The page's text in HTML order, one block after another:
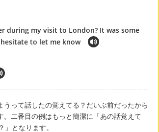
during my visit to London? It was some
to let me know
って話したの覚えてる？だいぶ前だったから
二番目の例はもっと簡潔に「あの話覚えて
となります。